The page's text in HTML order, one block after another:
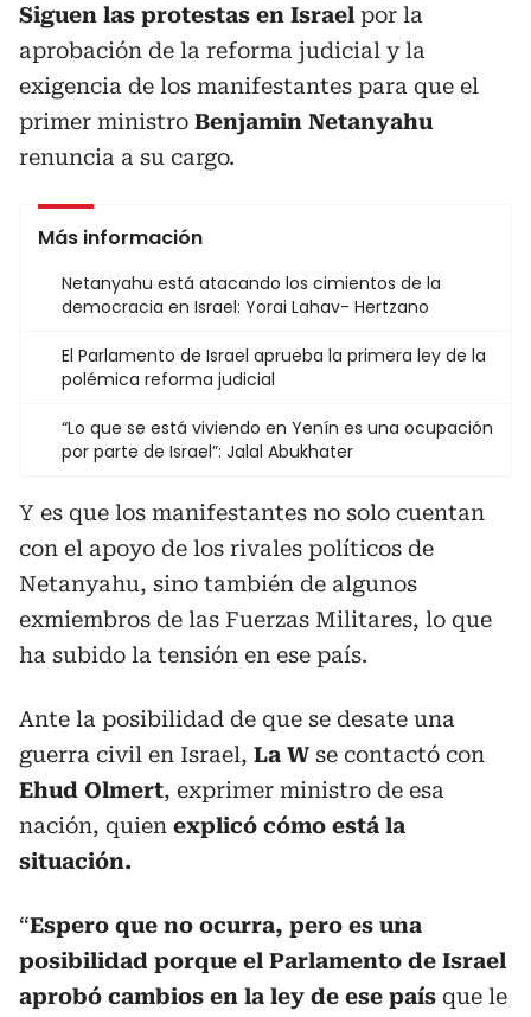
Siguen las protestas en Israel por la
aprobación de la reforma judicial y la
exigencia de los manifestantes para que el
primer ministro Benjamin Netanyahu
renuncia a su cargo.
Más información
Netanyahu está atacando los cimientos de la
democracia en Israel: Yorai Lahav- Hertzano
El Parlamento de Israel aprueba la primera ley de la
polémica reforma judicial
“Lo que se está viviendo en Yenín es una ocupación
por parte de Israel”: Jalal Abukhater
Y es que los manifestantes no solo cuentan
con el apoyo de los rivales políticos de
Netanyahu, sino también de algunos
exmiembros de las Fuerzas Militares, lo que
ha subido la tensión en ese país.
Ante la posibilidad de que se desate una
guerra civil en Israel, La W se contactó con
Ehud Olmert, exprimer ministro de esa
nación, quien explicó cómo está la
situación.
“Espero que no ocurra, pero es una
posibilidad porque el Parlamento de Israel
aprobó cambios en la ley de ese país que le